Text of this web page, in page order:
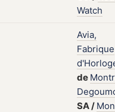
Watch
Avia,
Fabrique
de
SA/